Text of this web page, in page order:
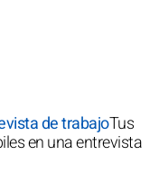
de trabajoTus
en una entrevista